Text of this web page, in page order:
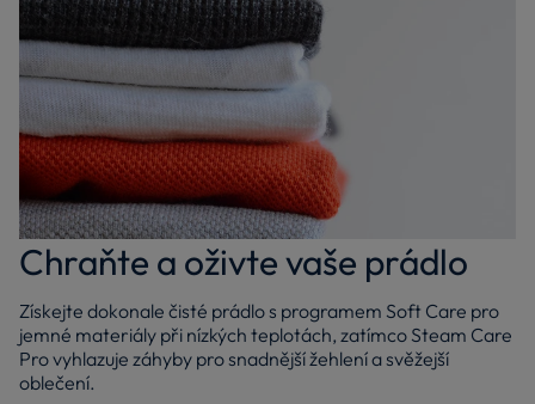
Chraňte a oživte vaše prádlo
Získejte dokonale čisté prádlo s programem Soft Care pro
jemné materiály při nízkých teplotách, zatímco Steam Care
Pro vyhlazuje záhyby pro snadnější žehlení a svěžejší
oblečení.